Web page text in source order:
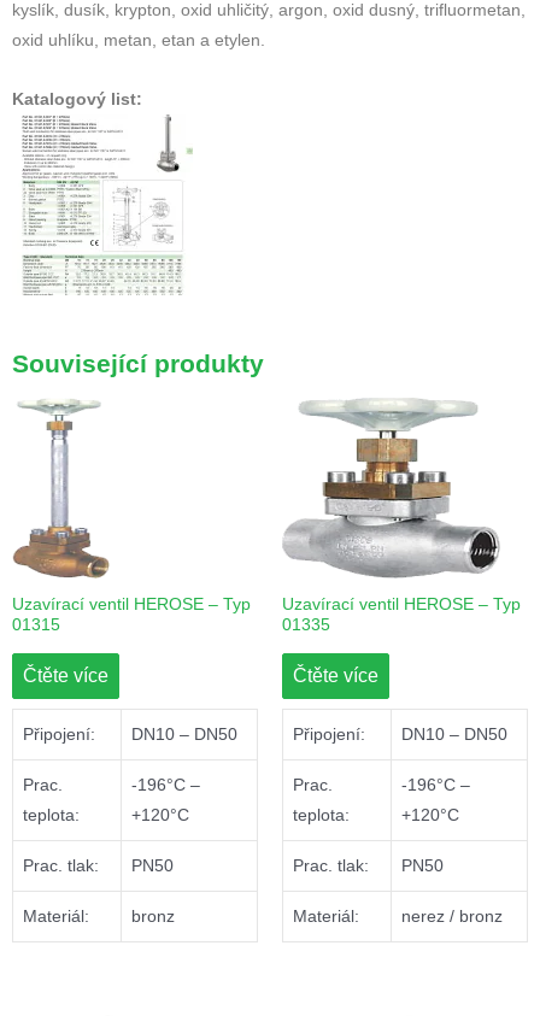
kyslík, dusík, krypton, oxid uhličitý, argon, oxid dusný, trifluormetan,
oxid uhlíku, metan, etan a etylen.
Katalogový list:
Související produkty
Uzavírací ventil HEROSE – Typ
01315
Čtěte více
Připojení: DN10 – DN50
Prac.
teplota:
-196°C –
+120°C
Prac. tlak: PN50
Materiál: bronz
Uzavírací ventil HEROSE – Typ
01335
Čtěte více
Připojení: DN10 – DN50
Prac.
teplota:
-196°C –
+120°C
Prac. tlak: PN50
Materiál: nerez / bronz